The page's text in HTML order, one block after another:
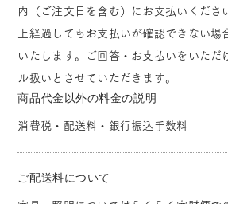
内（ご注文日を含む）にお支払いくださ
上経過してもお支払いが確認できない場
いたします。ご回答・お支払いをいただ
ル扱いとさせていただきます。
商品代金以外の料金の説明
消費税・配送料・銀行振込手数料
ご配送料について